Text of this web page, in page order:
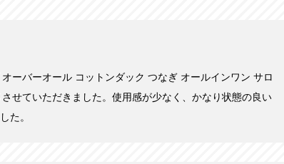
ーバーオール コットンダック つなぎ オールインワン サロ
せていただきました。使用感が少なく、かなり状態の良い
た。